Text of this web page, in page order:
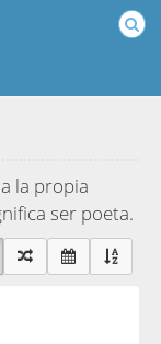
la propia
ser poeta.